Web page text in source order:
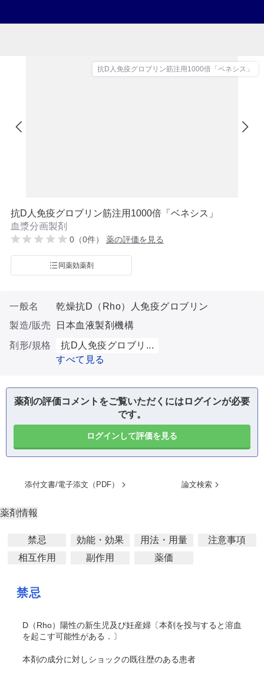
抗D人免疫グロブリン筋注用1000倍「ベネシス」
抗D人免疫グロブリン筋注用1000倍「ベネシス」
血漿分画製剤
0（0件） 薬の評価を見る
同薬効薬剤
一般名
乾燥抗D（Rho）人免疫グロブリン
製造/販売
日本血液製剤機構
剤形/規格
抗D人免疫グロブリ...
すべて見る
薬剤の評価コメントをご覧いただくにはログインが必要
です。
ログインして評価を見る
添付文書/電子添文（PDF） 論文検索
薬剤情報
禁忌 効能・効果 用法・用量
注意事項
相互作用
副作用 薬価
禁忌
D（Rho）陽性の新生児及び妊産婦〔本剤を投与すると溶血
を起こす可能性がある．〕
本剤の成分に対しショックの既往歴のある患者